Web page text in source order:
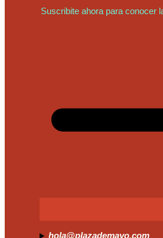
Suscribite ahora para conocer
hola@plazademayo.com